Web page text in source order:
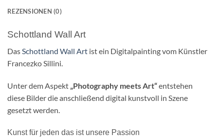
REZENSIONEN (0)
Schottland Wall Art
DasSchottland Wall Art ist ein Digitalpainting vom Künstler
Francezko Sillini.
Unter dem Aspekt „Photography meets Art“entstehen
diese Bilder die anschließend digital kunstvoll in Szene
gesetzt werden.
Kunst für jeden das ist unsere Passion